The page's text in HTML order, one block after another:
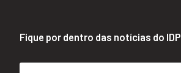
Fique por dentro das notícias do IDP